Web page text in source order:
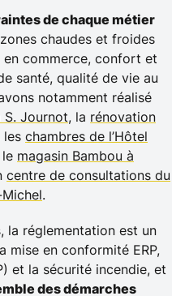
de chaque métier
chaudes et froides
commerce, confort et
santé, qualité de vie au
notamment réalisé
S. Journot, la rénovation
les chambres de l’Hôtel
le magasin Bambou à
centre de consultations du
.
la réglementation est un
mise en conformité ERP,
et la sécurité incendie, et
des démarches